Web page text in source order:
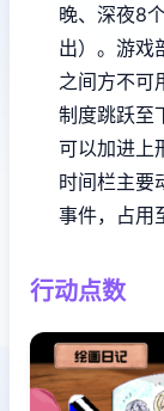
晚、深夜8
出）。 游戏
之间方不可
制度跳跃至
可以加进上
时间栏主要
事件，占用
行动点数